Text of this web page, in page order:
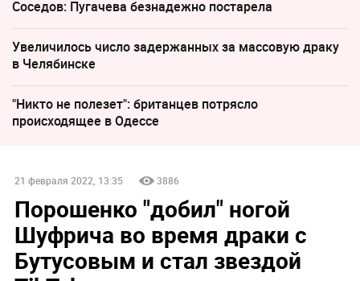
Соседов: Пугачева безнадежно постарела
Увеличилось число задержанных за массовую драку
в Челябинске
"Никто не полезет": британцев потрясло
происходящее в Одессе
21 февраля 2022, 13:35 3886
Порошенко "добил" ногой
Шуфрича во время драки с
Бутусовым и стал звездой